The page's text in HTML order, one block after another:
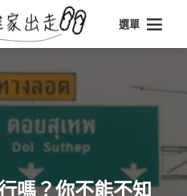
選單
嗎？你不能不知